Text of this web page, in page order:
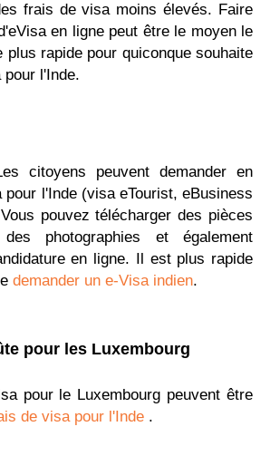
frais de visa moins élevés. Faire
en ligne peut être le moyen le
plus rapide pour quiconque souhaite
l'Inde.
citoyens peuvent demander en
pour l'Inde (visa eTourist, eBusiness
pouvez télécharger des pièces
des photographies et également
en ligne. Il est plus rapide
demander un e-Visa indien.
pour les Luxembourg
pour le Luxembourg peuvent être
de visa pour l'Inde .